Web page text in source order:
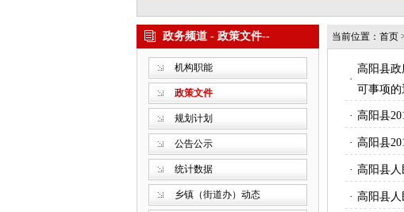
政务频道 - 政策文件--
机构职能
政策文件
规划计划
公告公示
统计数据
乡镇（街道办）动态
当前位置： 首页
·
高阳县
可事项的
· 高阳县
· 高阳县
· 高阳县
· 高阳县人